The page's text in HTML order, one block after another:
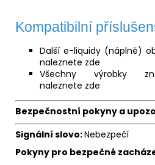
Kompatibilní
Další e-liquidy (náplně)
naleznete zde
Všechny výrobky
naleznete zde
Bezpečnostní pokyny a
Signální slovo:Nebezpečí
Pokyny pro bezpečné